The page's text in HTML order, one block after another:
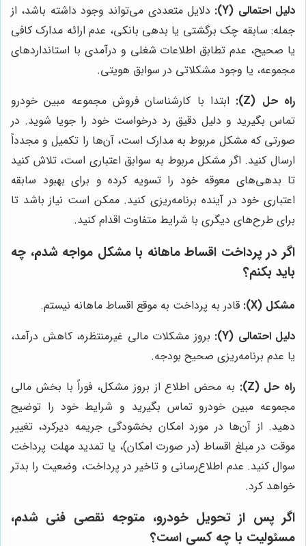
دلیل احتمالی (Y):
دلایل متعددی می‌تواند وجود داشته باشد، از
جمله: سابقه چک برگشتی یا بدهی بانکی، عدم ارائه مدارک کافی
یا صحیح، عدم تطابق اطلاعات شغلی و درآمدی با استانداردهای
مجموعه، یا وجود مشکلاتی در سوابق هویتی.
راه حل (Z):
ابتدا با کارشناسان فروش مجموعه مبین خودرو
تماس بگیرید و دلیل دقیق رد درخواست خود را جویا شوید. در
صورتی که مشکل مربوط به مدارک است، آن‌ها را تکمیل و مجدداً
ارسال کنید. اگر مشکل مربوط به سوابق اعتباری است، تلاش کنید
تا بدهی‌های معوقه خود را تسویه کرده و برای بهبود سابقه
اعتباری خود در آینده برنامه‌ریزی کنید. ممکن است نیاز باشد تا
برای طرح‌های دیگری با شرایط متفاوت اقدام کنید.
اگر در پرداخت اقساط ماهانه با مشکل مواجه شدم، چه
باید بکنم؟
مشکل (X):
قادر به پرداخت به موقع اقساط ماهانه نیستم.
دلیل احتمالی (Y):
بروز مشکلات مالی غیرمنتظره، کاهش درآمد،
یا عدم برنامه‌ریزی صحیح بودجه.
راه حل (Z):
به محض اطلاع از بروز مشکل، فوراً با بخش مالی
مجموعه مبین خودرو تماس بگیرید و شرایط خود را توضیح
دهید. از آن‌ها در مورد امکان بخشودگی جریمه دیرکرد، تغییر
موقت در مبلغ اقساط (در صورت امکان)، یا تمدید مهلت پرداخت
سوال کنید. عدم اطلاع‌رسانی و تاخیر در پرداخت، وضعیت را بدتر
خواهد کرد.
اگر پس از تحویل خودرو، متوجه نقصی فنی شدم،
مسئولیت با چه کسی است؟